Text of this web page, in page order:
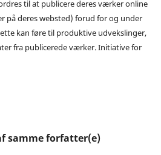
til at publicere deres værker online
på deres websted) forud for og under
kan føre til produktive udvekslinger,
fra publicerede værker. Initiative for
samme forfatter(e)